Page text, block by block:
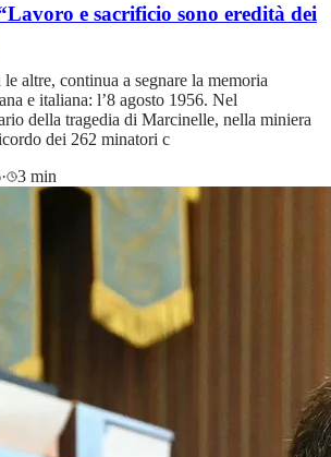
e sacrificio sono eredità dei
le altre, continua a segnare la memoria
e italiana: l’8 agosto 1956. Nel
della tragedia di Marcinelle, nella miniera
dei 262 minatori c
· 3 min